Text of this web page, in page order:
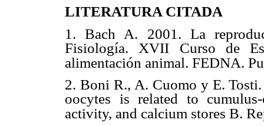
LITERATURA CITADA
1. Bach A. 2001. La
Fisiología. XVII Curso de
alimentación animal. FEDNA.
2. Boni R., A. Cuomo y E.
oocytes is related to
activity, and calcium stores B.